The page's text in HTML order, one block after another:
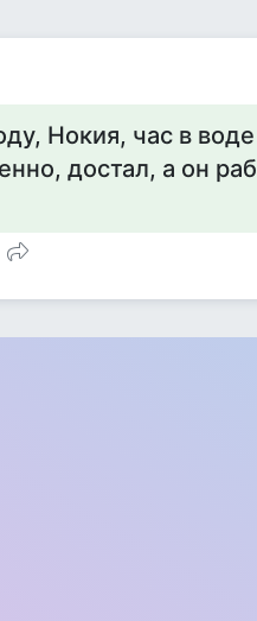
Нокия, час в
достал, а он